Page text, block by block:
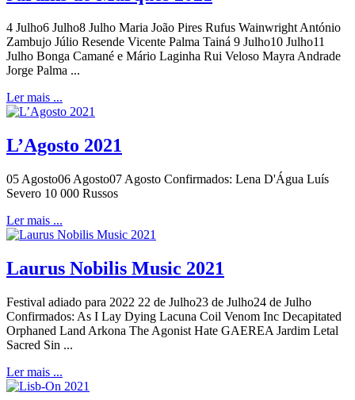
4 Julho6 Julho8 Julho Maria João Pires Rufus Wainwright António
Zambujo Júlio Resende Vicente Palma Tainá 9 Julho10 Julho11
Julho Bonga Camané e Mário Laginha Rui Veloso Mayra Andrade
Jorge Palma ...
Ler mais ...
L’Agosto 2021
05 Agosto06 Agosto07 Agosto Confirmados: Lena D'Água Luís
Severo 10 000 Russos
Ler mais ...
Laurus Nobilis Music 2021
Festival adiado para 2022 22 de Julho23 de Julho24 de Julho
Confirmados: As I Lay Dying Lacuna Coil Venom Inc Decapitated
Orphaned Land Arkona The Agonist Hate GAEREA Jardim Letal
Sacred Sin ...
Ler mais ...